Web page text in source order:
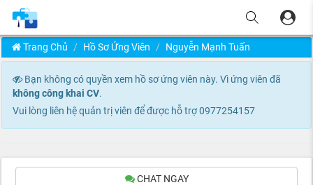
Trang Chủ Hồ Sơ Ứng Viên Nguyễn Mạnh Tuấn
Bạn không có quyền xem hồ sơ ứng viên này. Vì ứng viên đã
không công khai CV.
Vui lòng liên hệ quản trị viên để được hỗ trợ 0977254157
CHAT NGAY